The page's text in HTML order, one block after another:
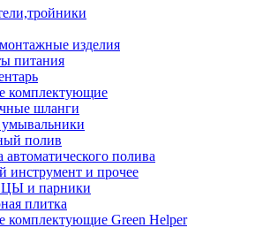
изделия
питания
комплектующие
шланги
полив
автоматического полива
инструмент и прочее
и парники
плитка
комплектующие Green Helper